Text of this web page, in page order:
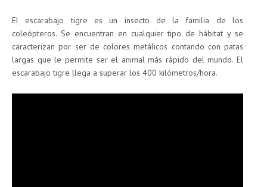
El escarabajo tigre es un insecto de la familia de los
coleópteros. Se encuentran en cualquier tipo de hábitat y se
caracterizan por ser de colores metálicos contando con patas
largas que le permite ser el animal más rápido del mundo. El
escarabajo tigre llega a superar los 400 kilómetros/hora.